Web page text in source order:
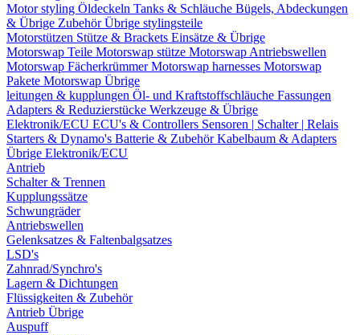
Motor styling Öldeckeln Tanks & Schläuche Bügels, Abdeckungen
& Übrige ZubehörÜbrige stylingsteile
Motorstützen Stütze & Brackets Einsätze & Übrige
Motorswap Teile Motorswap stütze Motorswap Antriebswellen
Motorswap FächerkrümmerMotorswap harnesses Motorswap
Pakete Motorswap Übrige
leitungen & kupplungen Öl- und Kraftstoffschläuche Fassungen
Adapters & Reduzierstücke Werkzeuge & Übrige
Elektronik/ECU ECU's & Controllers Sensoren | Schalter | Relais
Starters & Dynamo's Batterie & ZubehörKabelbaum & Adapters
Übrige Elektronik/ECU
Antrieb
Schalter & Trennen
Kupplungssätze
Schwungräder
Antriebswellen
Gelenksatzes & Faltenbalgsatzes
LSD's
Zahnrad/Synchro's
Lagern & Dichtungen
Flüssigkeiten & Zubehör
Antrieb Übrige
Auspuff